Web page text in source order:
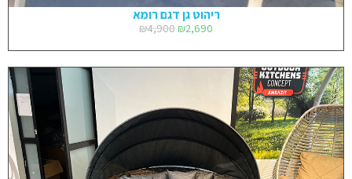
ריהוט גן דגם רומא
₪4,900 ₪2,690